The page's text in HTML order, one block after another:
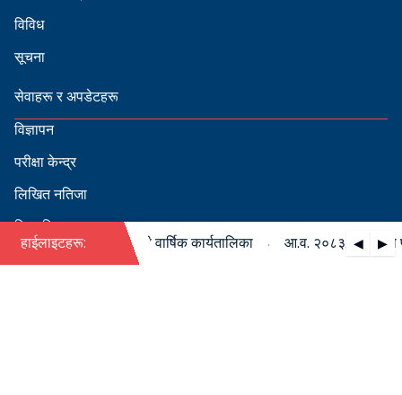
विविध
सूचना
सेवाहरू र अपडेटहरू
विज्ञापन
परीक्षा केन्द्र
लिखित नतिजा
सिफारिस
हाईलाइटहरू: ◀ ▶
०८४ को पदपूर्ति सम्बन्धी वार्षिक कार्यतालिका आ.व. २०८३/०८४ को